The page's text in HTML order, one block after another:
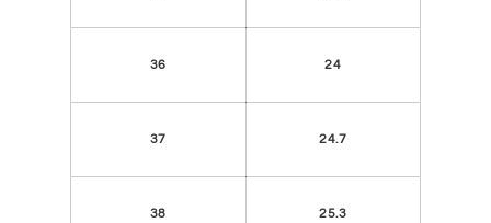
36 24
37 24.7
38 25.3